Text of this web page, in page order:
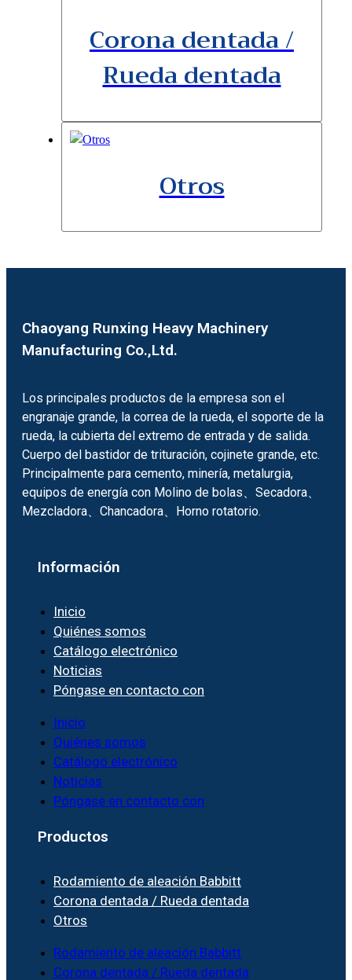
Corona dentada /
Rueda dentada
Otros
Chaoyang Runxing Heavy Machinery
Manufacturing Co.,Ltd.
Los principales productos de la empresa son el
engranaje grande, la correa de la rueda, el soporte de la
rueda, la cubierta del extremo de entrada y de salida.
Cuerpo del bastidor de trituración, cojinete grande, etc.
Principalmente para cemento, minería, metalurgia,
equipos de energía con Molino de bolas、Secadora、
Mezcladora、Chancadora、Horno rotatorio.
Información
Inicio
Quiénes somos
Catálogo electrónico
Noticias
Póngase en contacto con
Inicio
Quiénes somos
Catálogo electrónico
Noticias
Póngase en contacto con
Productos
Rodamiento de aleación Babbitt
Corona dentada / Rueda dentada
Otros
Rodamiento de aleación Babbitt
Corona dentada / Rueda dentada